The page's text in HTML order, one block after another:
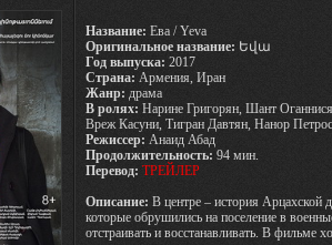
Название: Ева / Yeva
Оригинальное название: Եվա
Год выпуска: 2017
Страна: Армения, Иран
Жанр: драма
В ролях: Нарине Григорян, Шант
Вреж Касуни, Тигран Давтян, Нанор
Режиссер: Анаид Абад
Продолжительность: 94 мин.
Перевод: ТРЕЙЛЕР
Описание: В центре – история Арцахской
которые обрушились на поселение в
отстраивать и восстанавливать. В фильме